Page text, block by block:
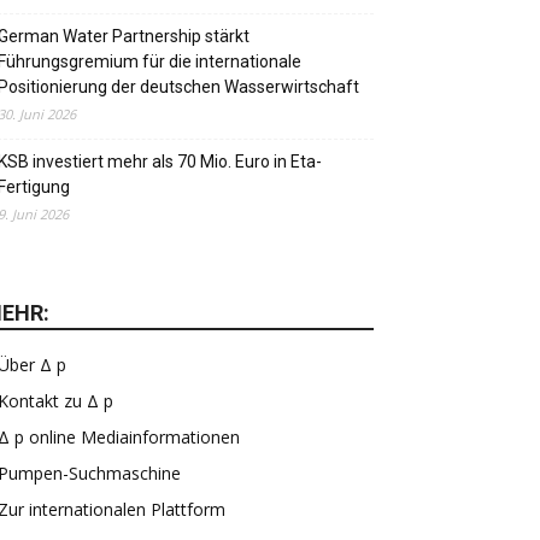
Water Partnership stärkt
für die internationale
der deutschen Wasserwirtschaft
Juni 2026
investiert mehr als 70 Mio. Euro in Eta-
Juni 2026
Δ p
zu Δ p
p online Mediainformationen
Suchmaschine
internationalen Plattform